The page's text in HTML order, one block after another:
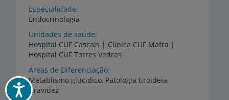
Acessibilidade
Especialidade
Endocrinologia
Unidades de saúde
Hospital CUF Cascais | Clínica CUF Mafra |
Hospital CUF Torres Vedras
Áreas de Diferenciação
Metablismo glucidico, Patologia tiroideia,
Gravidez